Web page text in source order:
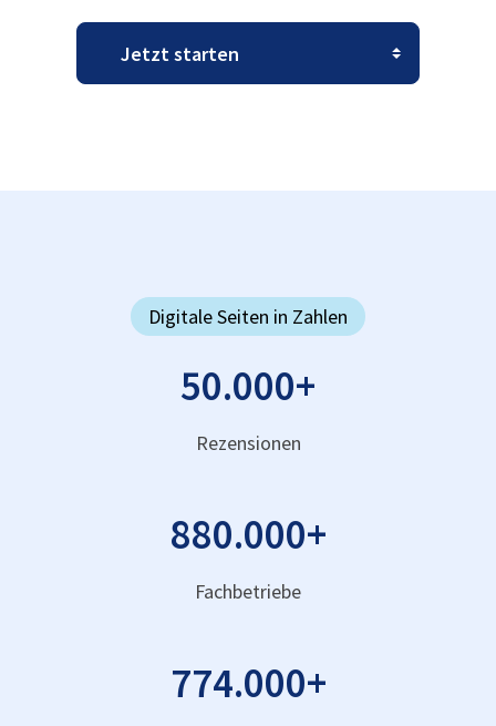
Digitale Seiten in Zahlen
50.000+
Rezensionen
880.000+
Fachbetriebe
774.000+